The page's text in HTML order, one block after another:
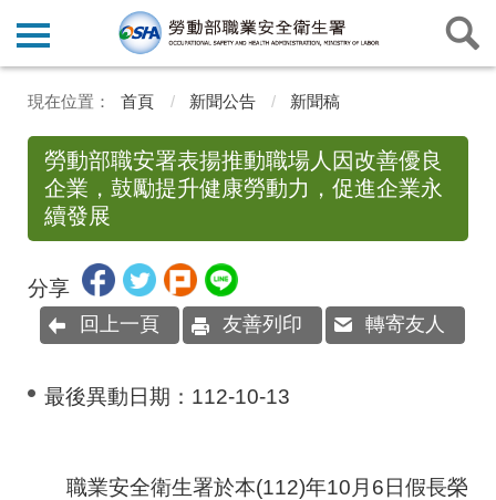
首頁 新聞公告 新聞稿
勞動部職安署表揚推動職場人因改善優良
企業，鼓勵提升健康勞動力，促進企業永
續發展
分享
回上一頁 友善列印 轉寄友人
最後異動日期： 112-10-13
職業安全衛生署於本(112)年10月6日假長榮